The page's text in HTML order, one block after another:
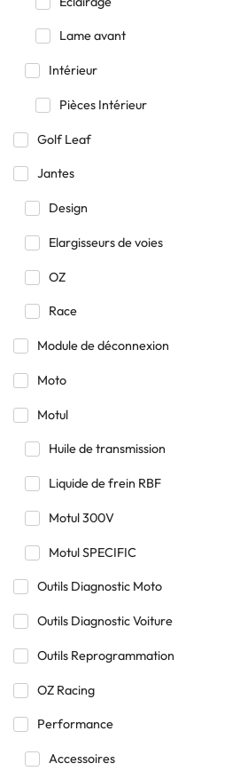
Lame avant
Intérieur
Pièces Intérieur
Golf Leaf
Jantes
Design
Elargisseurs de voies
OZ
Race
Module de déconnexion
Moto
Motul
Huile de transmission
Liquide de frein RBF
Motul 300V
Motul SPECIFIC
Outils Diagnostic Moto
Outils Diagnostic Voiture
Outils Reprogrammation
OZ Racing
Performance
Accessoires